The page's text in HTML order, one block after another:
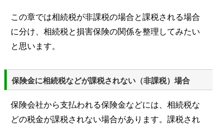
この章では相続税が非課税の場合と課税される場合
に分け、相続税と損害保険の関係を整理してみたい
と思います。
保険金に相続税などが課税されない（非課税）場合
保険会社から支払われる保険金などには、相続税な
どの税金が課税されない場合があります。課税され